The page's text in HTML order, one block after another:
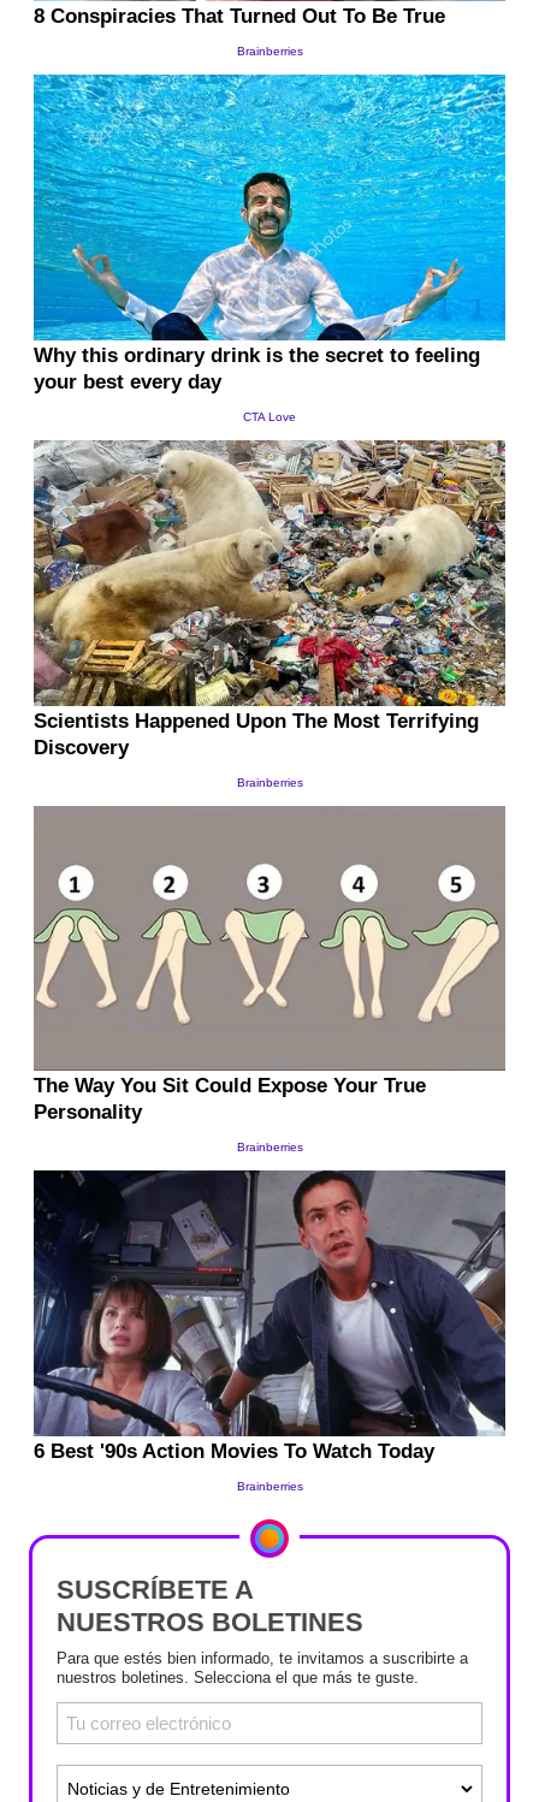
SUSCRÍBETE A
NUESTROS BOLETINES
Para que estés bien informado, te invitamos a suscribirte a
nuestros boletines. Selecciona el que más te guste.